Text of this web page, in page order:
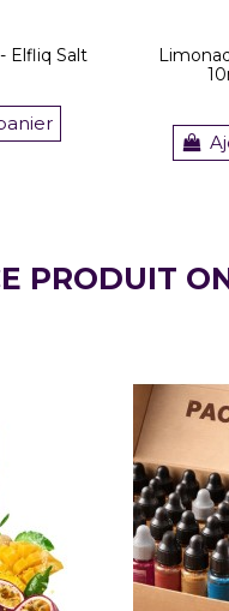
Elfliq Salt
PRODUIT